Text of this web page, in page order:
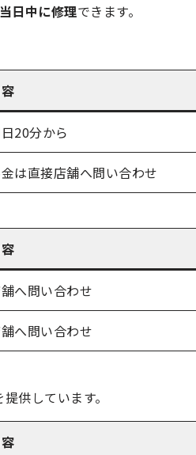
日中に修理できます。
20分から
は直接店舗へ問い合わせ
へ問い合わせ
へ問い合わせ
提供しています。